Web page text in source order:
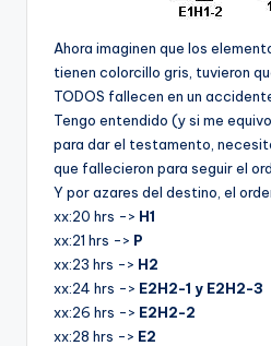
Ahora imaginen que los
tienen colorcillo gris, tuvieron
TODOS fallecen en un
Tengo entendido (y si me
para dar el testamento,
que fallecieron para seguir el
Y por azares del destino, el
xx:20 hrs -> H1
xx:21 hrs -> P
xx:23 hrs -> H2
xx:24 hrs -> E2H2-1 y E2H2-3
xx:26 hrs -> E2H2-2
xx:28 hrs -> E2